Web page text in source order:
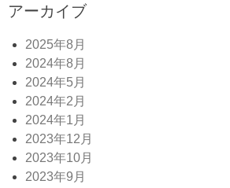
アーカイブ
2025年8月
2024年8月
2024年5月
2024年2月
2024年1月
2023年12月
2023年10月
2023年9月